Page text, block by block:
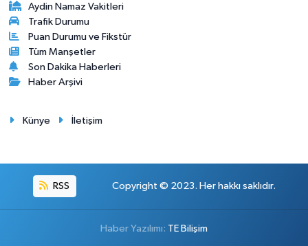
Aydin Namaz Vakitleri
Trafik Durumu
Puan Durumu ve Fikstür
Tüm Manşetler
Son Dakika Haberleri
Haber Arşivi
Künye İletişim
RSS Copyright © 2023. Her hakkı saklıdır.
Haber Yazılımı: TE Bilişim